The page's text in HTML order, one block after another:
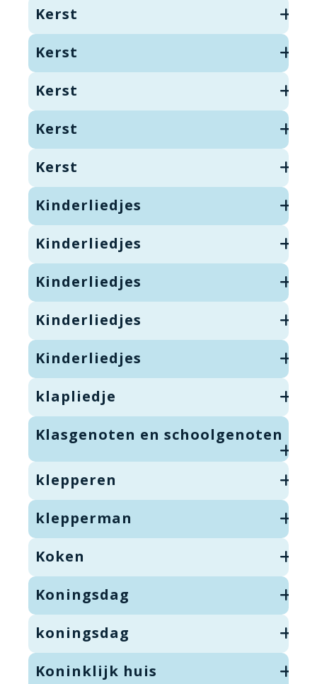
Kerst
Kerst
Kerst
Kerst
Kerst
Kinderliedjes
Kinderliedjes
Kinderliedjes
Kinderliedjes
Kinderliedjes
klapliedje
Klasgenoten en schoolgenoten
klepperen
klepperman
Koken
Koningsdag
koningsdag
Koninklijk huis